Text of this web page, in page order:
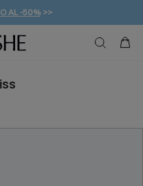
AL -50%>>
DA 49€
20% DI SCONTO*